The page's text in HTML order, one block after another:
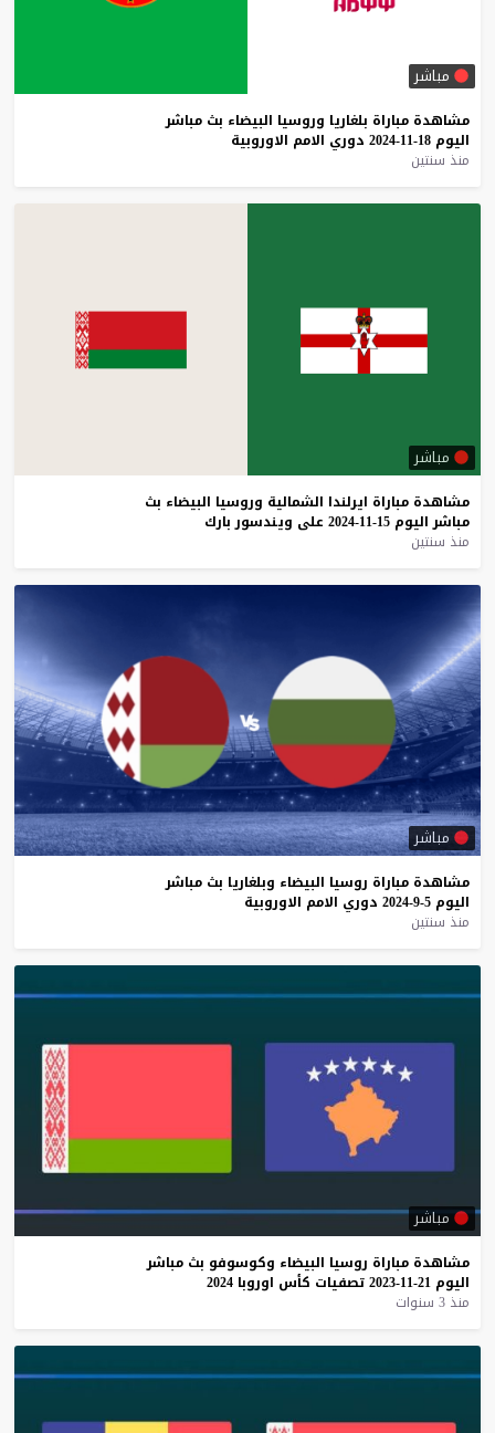
مباشر
مشاهدة مباراة بلغاريا وروسيا البيضاء بث مباشر
اليوم 18-11-2024 دوري الامم الاوروبية
منذ سنتين
مباشر
مشاهدة مباراة ايرلندا الشمالية وروسيا البيضاء بث
مباشر اليوم 15-11-2024 على ويندسور بارك
منذ سنتين
مباشر
مشاهدة مباراة روسيا البيضاء وبلغاريا بث مباشر
اليوم 5-9-2024 دوري الامم الاوروبية
منذ سنتين
مباشر
مشاهدة مباراة روسيا البيضاء وكوسوفو بث مباشر
اليوم 21-11-2023 تصفيات كأس اوروبا 2024
منذ 3 سنوات